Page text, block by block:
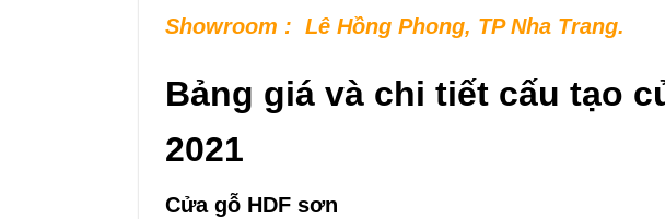
Showroom : Lê Hồng Phong, TP Nha Trang.
Bảng giá và chi tiết cấu tạo
2021
Cửa gỗ HDF sơn